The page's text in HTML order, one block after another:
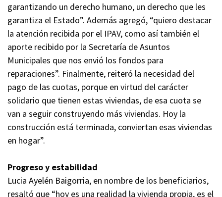
garantizando un derecho humano, un derecho que les
garantiza el Estado”. Además agregó, “quiero destacar
la atención recibida por el IPAV, como así también el
aporte recibido por la Secretaría de Asuntos
Municipales que nos envió los fondos para
reparaciones”. Finalmente, reiteró la necesidad del
pago de las cuotas, porque en virtud del carácter
solidario que tienen estas viviendas, de esa cuota se
van a seguir construyendo más viviendas. Hoy la
construcción está terminada, conviertan esas viviendas
en hogar”.
Progreso y estabilidad
Lucia Ayelén Baigorria, en nombre de los beneficiarios,
resaltó que “hoy es una realidad la vivienda propia, es el